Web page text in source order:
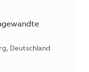
Deutschland